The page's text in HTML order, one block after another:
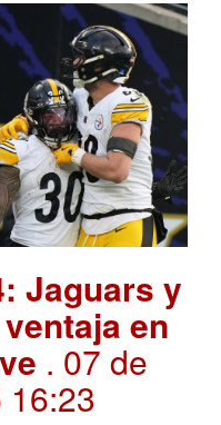
Jaguars y
en
. 07 de
16:23